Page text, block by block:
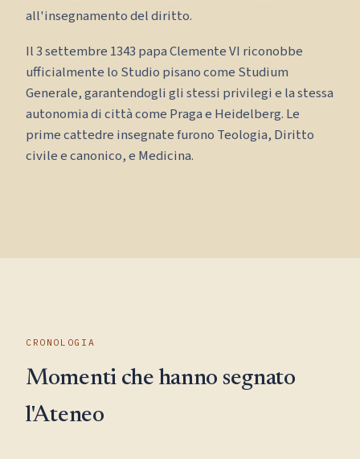
all'insegnamento del diritto.
Il 3 settembre 1343 papa Clemente VI riconobbe
ufficialmente lo Studio pisano come Studium
Generale, garantendogli gli stessi privilegi e la stessa
autonomia di città come Praga e Heidelberg. Le
prime cattedre insegnate furono Teologia, Diritto
civile e canonico, e Medicina.
CRONOLOGIA
Momenti che hanno segnato
l'Ateneo